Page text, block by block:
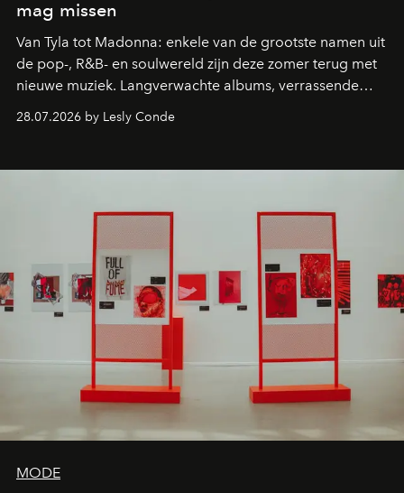
mag missen
Van Tyla tot Madonna: enkele van de grootste namen uit
de pop-, R&B- en soulwereld zijn deze zomer terug met
nieuwe muziek. Langverwachte albums, verrassende
de releases die je niet mag missen.
28.07.2026 by Lesly Conde
MODE